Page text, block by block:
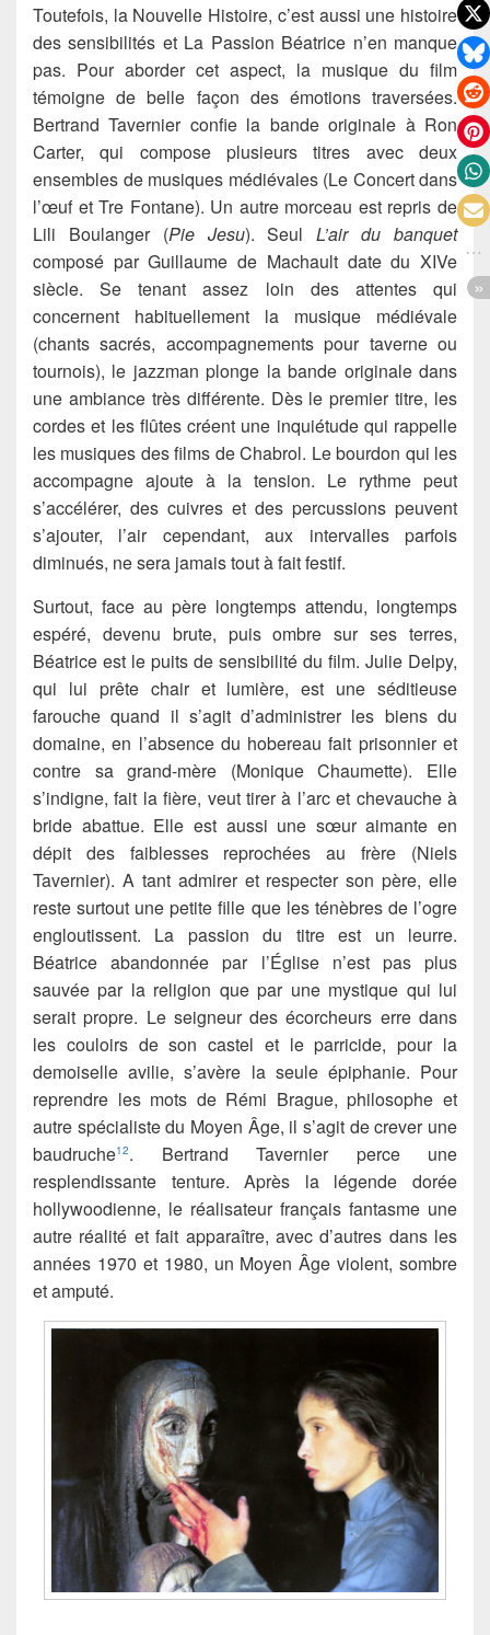
Toutefois, la Nouvelle Histoire, c’est aussi une histoire
des sensibilités et La Passion Béatrice n’en manque
pas. Pour aborder cet aspect, la musique du film
témoigne de belle façon des émotions traversées.
Bertrand Tavernier confie la bande originale à Ron
Carter, qui compose plusieurs titres avec deux
ensembles de musiques médiévales (Le Concert dans
l’œuf et Tre Fontane). Un autre morceau est repris de
Lili Boulanger (Pie Jesu). SeulL’air du banquet
composé par Guillaume de Machault date du XIVe
siècle. Se tenant assez loin des attentes qui
concernent habituellement la musique médiévale
(chants sacrés, accompagnements pour taverne ou
tournois), le jazzman plonge la bande originale dans
une ambiance très différente. Dès le premier titre, les
cordes et les flûtes créent une inquiétude qui rappelle
les musiques des films de Chabrol. Le bourdon qui les
accompagne ajoute à la tension. Le rythme peut
s’accélérer, des cuivres et des percussions peuvent
s’ajouter, l’air cependant, aux intervalles parfois
diminués, ne sera jamais tout à fait festif.
Surtout, face au père longtemps attendu, longtemps
espéré, devenu brute, puis ombre sur ses terres,
Béatrice est le puits de sensibilité du film. Julie Delpy,
qui lui prête chair et lumière, est une séditieuse
farouche quand il s’agit d’administrer les biens du
domaine, en l’absence du hobereau fait prisonnier et
contre sa grand-mère (Monique Chaumette). Elle
s’indigne, fait la fière, veut tirer à l’arc et chevauche à
bride abattue. Elle est aussi une sœur aimante en
dépit des faiblesses reprochées au frère (Niels
Tavernier). A tant admirer et respecter son père, elle
reste surtout une petite fille que les ténèbres de l’ogre
engloutissent. La passion du titre est un leurre.
Béatrice abandonnée par l’Église n’est pas plus
sauvée par la religion que par une mystique qui lui
serait propre. Le seigneur des écorcheurs erre dans
les couloirs de son castel et le parricide, pour la
demoiselle avilie, s’avère la seule épiphanie. Pour
reprendre les mots de Rémi Brague, philosophe et
autre spécialiste du Moyen Âge, il s’agit de crever une
baudruche12. Bertrand Tavernier perce une
resplendissante tenture. Après la légende dorée
hollywoodienne, le réalisateur français fantasme une
autre réalité et fait apparaître, avec d’autres dans les
années 1970 et 1980, un Moyen Âge violent, sombre
et amputé.